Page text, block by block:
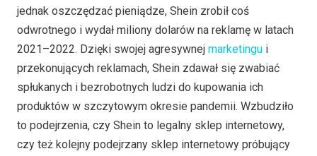
jednak oszczędzać pieniądze, Shein zrobił coś
odwrotnego i wydał miliony dolarów na reklamę w latach
2021–2022. Dzięki swojej agresywnej marketingu i
przekonujących reklamach, Shein zdawał się zwabiać
spłukanych i bezrobotnych ludzi do kupowania ich
produktów w szczytowym okresie pandemii. Wzbudziło
to podejrzenia, czy Shein to legalny sklep internetowy,
czy też kolejny podejrzany sklep internetowy próbujący